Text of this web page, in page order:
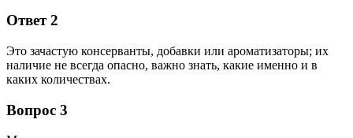
Ответ 2
Это зачастую консерванты, добавки или ароматизаторы; их
наличие не всегда опасно, важно знать, какие именно и в
каких количествах.
Вопрос 3